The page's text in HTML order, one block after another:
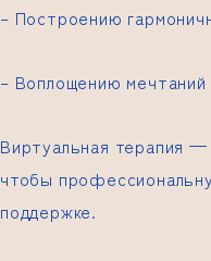
– Построению
– Воплощению мечтаний
Виртуальная терапия
чтобы
поддержке.